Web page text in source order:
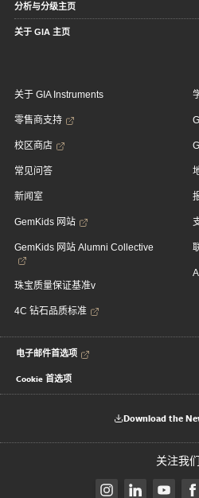
分析与分级主页
关于 GIA 主页
关于 GIA Instruments
零售商支持
校区商店
常见问答
新闻室
GemKids 网站
GemKids 网站 Alumni Collective
珠宝质量保证基准v
4C 钻石品质标准
电子邮件首选项
Cookie 首选项
Download the
关注我们